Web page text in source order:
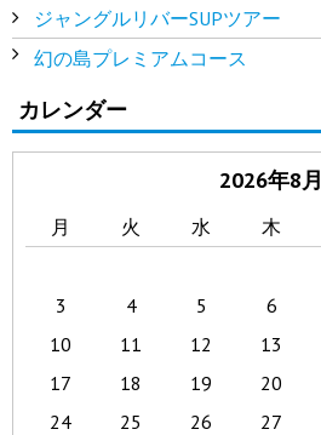
ジャングルリバーSUPツアー
幻の島プレミアムコース
カレンダー
2026年8月
月 火 水 木
3
4 5 6
10
11 12 13
17
18 19 20
24
25 26 27